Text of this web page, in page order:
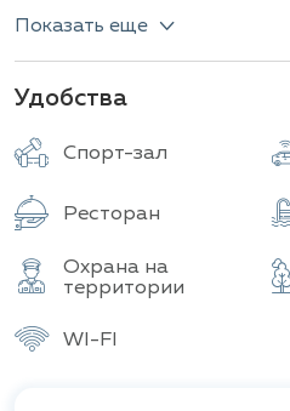
и ключевых объектов
В проекте Island Collectio
роскошные виллы, каждая
Основные типы домов и их
Виллы с 2 спальнями:
Виллы с 4 спальнями
архитектуру,
Показать еще
Удобства
Спорт-зал
Ресторан
Охрана на
территории
WI-FI